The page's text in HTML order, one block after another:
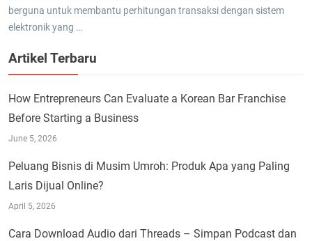
berguna untuk membantu perhitungan transaksi dengan sistem
elektronik yang …
Artikel Terbaru
How Entrepreneurs Can Evaluate a Korean Bar Franchise
Before Starting a Business
June 5, 2026
Peluang Bisnis di Musim Umroh: Produk Apa yang Paling
Laris Dijual Online?
April 5, 2026
Cara Download Audio dari Threads – Simpan Podcast dan